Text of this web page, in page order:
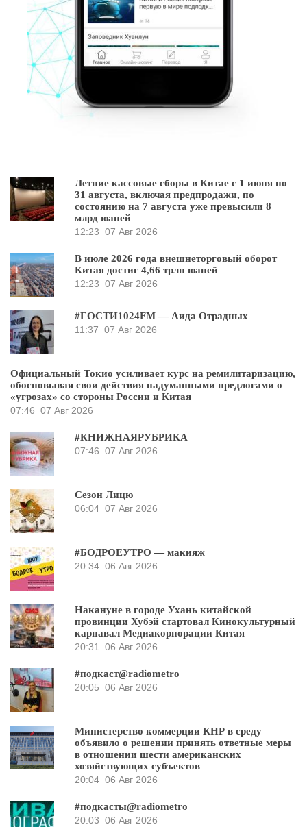
Летние кассовые сборы в Китае с 1 июня по
31 августа, включая предпродажи, по
состоянию на 7 августа уже превысили 8
млрд юаней
12:23 07 Авг 2026
В июле 2026 года внешнеторговый оборот
Китая достиг 4,66 трлн юаней
12:23 07 Авг 2026
#ГОСТИ1024FM — Аида Отрадных
11:37 07 Авг 2026
Официальный Токио усиливает курс на ремилитаризацию,
обосновывая свои действия надуманными предлогами о
«угрозах» со стороны России и Китая
07:46 07 Авг 2026
#КНИЖНАЯРУБРИКА
07:46 07 Авг 2026
Сезон Лицю
06:04 07 Авг 2026
#БОДРОЕУТРО — макияж
20:34 06 Авг 2026
Накануне в городе Ухань китайской
провинции Хубэй стартовал Кинокультурный
карнавал Медиакорпорации Китая
20:31 06 Авг 2026
#подкаст@radiometro
20:05 06 Авг 2026
Министерство коммерции КНР в среду
объявило о решении принять ответные меры
в отношении шести американских
хозяйствующих субъектов
20:04 06 Авг 2026
#подкасты@radiometro
20:03 06 Авг 2026